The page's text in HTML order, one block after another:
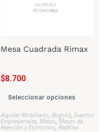
Mesa Cuadrada Rimax
$8.700
Seleccionar opciones
Alquiler Mobiliario, Bogotá, Eventos
Empresariales, Mesas,Mesas de
Atención y Escritorios, RedKiwi